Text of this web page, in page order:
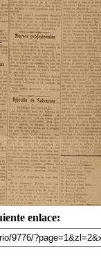
enlace: